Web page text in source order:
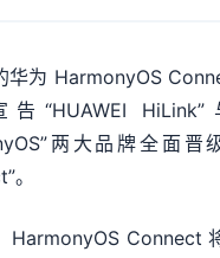
华为 HarmonyOS
“HUAWEI HiLink”
两大品牌全面晋
。
HarmonyOS Connect